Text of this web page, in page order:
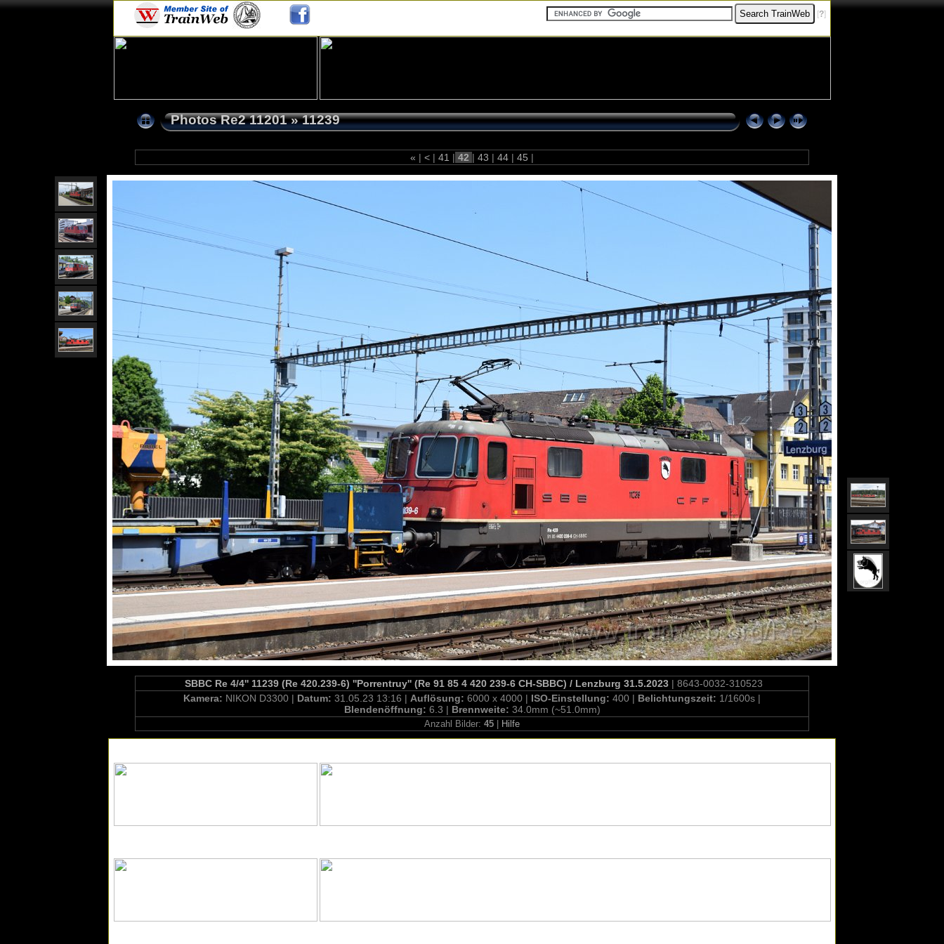
[?]
Photos Re2 11201»11239
« | < | 41 | 42 | 43 | 44 | 45 |
SBBC Re 4/4'' 11239 (Re 420.239-6) ''Porrentruy'' (Re 91 85 4 420 239-6 CH-SBBC) / Lenzburg 31.5.2023| 8643-0032-310523
Kamera: NIKON D3300 | Datum: 31.05.23 13:16 | Auflösung: 6000 x 4000 | ISO-Einstellung: 400 | Belichtungszeit: 1/1600s |
Blendenöffnung: 6.3 | Brennweite: 34.0mm (~51.0mm)
Anzahl Bilder: 45 Hilfe